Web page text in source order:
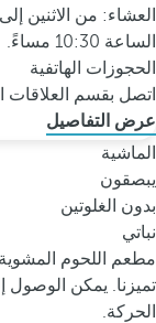
الساعة 10:30 مساءً.
الحجوزات الهاتفية
اتصل بقسم العلاقات
عرض التفاصيل
الماشية
يبصقون
بدون الغلوتين
نباتي
مطعم اللحوم المشوية
تميزنا. يمكن الوصول
الحركة.